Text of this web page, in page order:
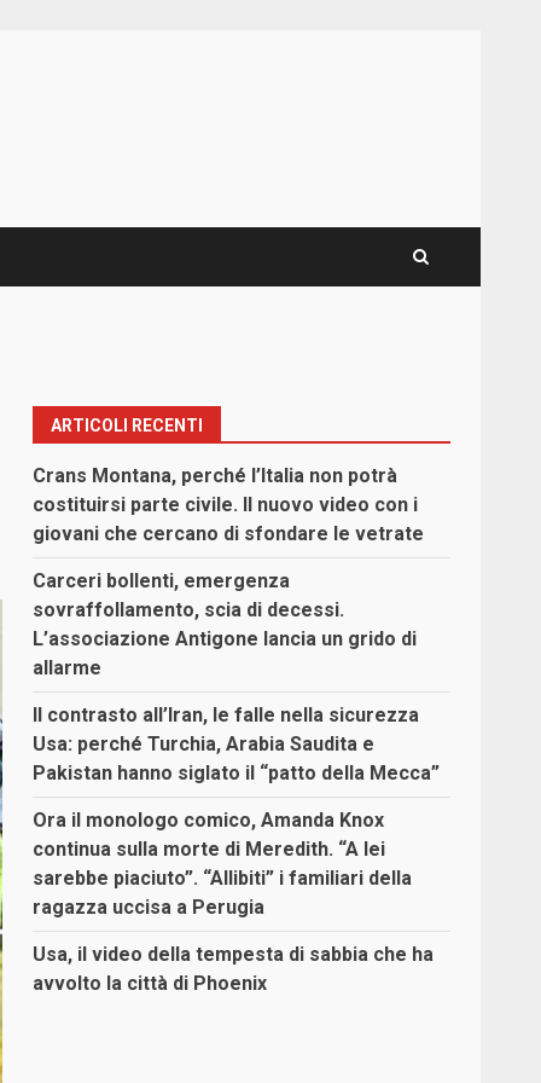
ARTICOLI RECENTI
Crans Montana, perché l’Italia non potrà
costituirsi parte civile. Il nuovo video con i
giovani che cercano di sfondare le vetrate
Carceri bollenti, emergenza
sovraffollamento, scia di decessi.
L’associazione Antigone lancia un grido di
allarme
Il contrasto all’Iran, le falle nella sicurezza
Usa: perché Turchia, Arabia Saudita e
Pakistan hanno siglato il “patto della Mecca”
Ora il monologo comico, Amanda Knox
continua sulla morte di Meredith. “A lei
sarebbe piaciuto”. “Allibiti” i familiari della
ragazza uccisa a Perugia
Usa, il video della tempesta di sabbia che ha
avvolto la città di Phoenix